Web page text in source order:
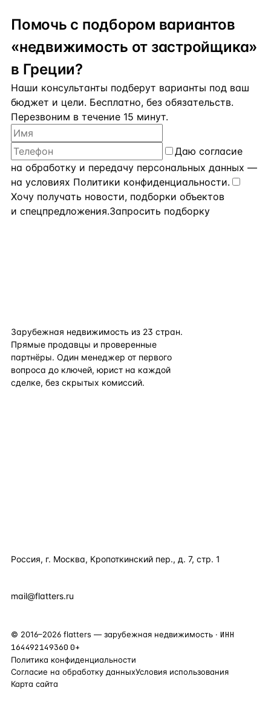
Помочь с подбором вариантов
«недвижимость от застройщика»
в Греции?
Наши консультанты подберут варианты под ваш
бюджет и цели. Бесплатно, без обязательств.
Перезвоним в течение 15 минут.
Даю согласие
на обработку и передачу персональных данных —
на условиях Политики конфиденциальности.
Хочу получать новости, подборки объектов
и спецпредложения.Запросить подборку
Зарубежная недвижимость из 23 стран.
Прямые продавцы и проверенные
партнёры. Один менеджер от первого
вопроса до ключей, юрист на каждой
сделке, без скрытых комиссий.
Россия, г. Москва, Кропоткинский пер., д. 7, стр. 1
mail@flatters.ru
© 2016–2026 flatters — зарубежная недвижимость · ИНН
164492149360 0+
Политика конфиденциальности
Согласие на обработку данныхУсловия использования
Карта сайта